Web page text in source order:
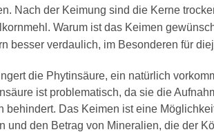
Nach der Keimung sind die Kerne
Warum ist das Keimen
besser verdaulich, im Besonderen für
die Phytinsäure, ein natürlich
ist problematisch, da sie die
behindert. Das Keimen ist eine
und den Betrag von Mineralien, die der